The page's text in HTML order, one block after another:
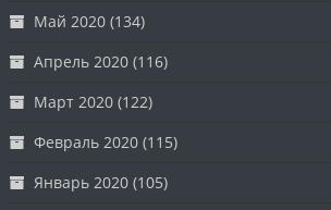
Май 2020 (134)
Апрель 2020 (116)
Март 2020 (122)
Февраль 2020 (115)
Январь 2020 (105)